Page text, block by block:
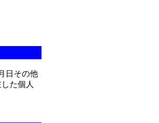
日その他
た個人